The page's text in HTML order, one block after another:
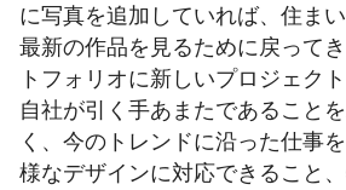
に写真を追加していれば、住ま
最新の作品を見るために戻って
トフォリオに新しいプロジェク
自社が引く手あまたであること
く、今のトレンドに沿った仕事
様なデザインに対応できること